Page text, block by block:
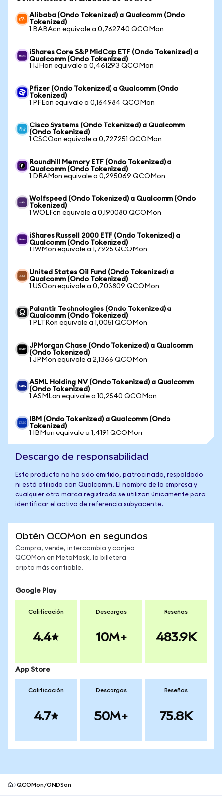
Alibaba (Ondo Tokenized) a Qualcomm (Ondo
Tokenized)
1 BABAon equivale a 0,762740 QCOMon
iShares Core S&P MidCap ETF (Ondo Tokenized) a
Qualcomm (Ondo Tokenized)
1 IJHon equivale a 0,461293 QCOMon
Pfizer (Ondo Tokenized) a Qualcomm (Ondo
Tokenized)
1 PFEon equivale a 0,164984 QCOMon
Cisco Systems (Ondo Tokenized) a Qualcomm
(Ondo Tokenized)
1 CSCOon equivale a 0,727251 QCOMon
Roundhill Memory ETF (Ondo Tokenized) a
Qualcomm (Ondo Tokenized)
1 DRAMon equivale a 0,295069 QCOMon
Wolfspeed (Ondo Tokenized) a Qualcomm (Ondo
Tokenized)
1 WOLFon equivale a 0,190080 QCOMon
iShares Russell 2000 ETF (Ondo Tokenized) a
Qualcomm (Ondo Tokenized)
1 IWMon equivale a 1,7925 QCOMon
United States Oil Fund (Ondo Tokenized) a
Qualcomm (Ondo Tokenized)
1 USOon equivale a 0,703809 QCOMon
Palantir Technologies (Ondo Tokenized) a
Qualcomm (Ondo Tokenized)
1 PLTRon equivale a 1,0051 QCOMon
JPMorgan Chase (Ondo Tokenized) a Qualcomm
(Ondo Tokenized)
1 JPMon equivale a 2,1366 QCOMon
ASML Holding NV (Ondo Tokenized) a Qualcomm
(Ondo Tokenized)
1 ASMLon equivale a 10,2540 QCOMon
IBM (Ondo Tokenized) a Qualcomm (Ondo
Tokenized)
1 IBMon equivale a 1,4191 QCOMon
Descargo de responsabilidad
Este producto no ha sido emitido, patrocinado, respaldado
ni está afiliado con Qualcomm. El nombre de la empresa y
cualquier otra marca registrada se utilizan únicamente para
identificar el activo de referencia subyacente.
Obtén QCOMon en segundos
Compra, vende, intercambia y canjea
QCOMon en MetaMask, la billetera
cripto más confiable.
Google Play
Calificación
4.4
Descargas
10M+
Reseñas
483.9K
App Store
Calificación
4.7
Descargas
50M+
Reseñas
75.8K
QCOMon/ONDSon